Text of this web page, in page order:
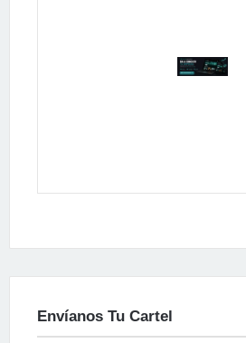
Publicidad
Envíanos Tu Cartel